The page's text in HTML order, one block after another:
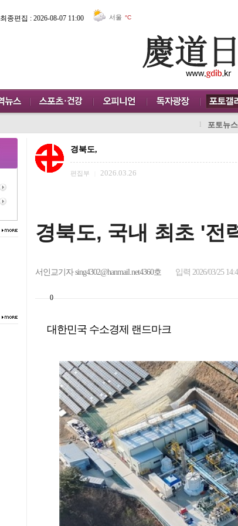
최종편집 : 2026-08-07 11:00 서울 °C
l 포토뉴스
경북도,
편집부 2026.03.26
경북도, 국내 최초 '전
서인교기자 sing4302@hanmail.net4360호 입력 2026/03/25
0
대한민국 수소경제 랜드마크